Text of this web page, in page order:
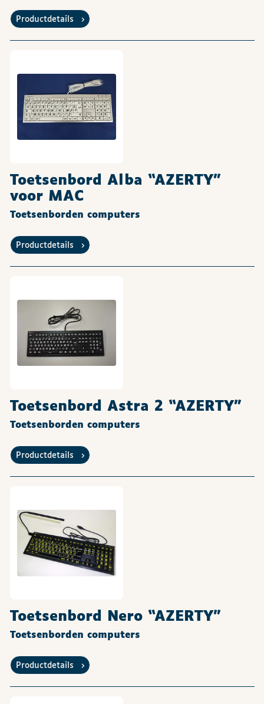
Productdetails
Toetsenbord Alba “AZERTY”
voor MAC
Toetsenborden computers
Productdetails
Toetsenbord Astra 2 “AZERTY”
Toetsenborden computers
Productdetails
Toetsenbord Nero “AZERTY”
Toetsenborden computers
Productdetails